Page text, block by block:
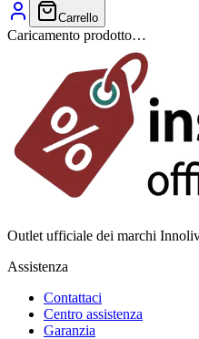
Carrello
Caricamento prodotto…
Outlet ufficiale dei marchi
Assistenza
Contattaci
Centro assistenza
Garanzia